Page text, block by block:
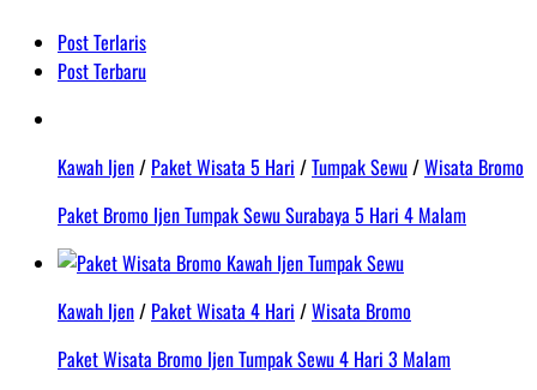
Post Terlaris
Post Terbaru
Kawah Ijen/ Paket Wisata 5 Hari /Tumpak Sewu/Wisata Bromo
Paket Bromo Ijen Tumpak Sewu Surabaya 5 Hari 4 Malam
Kawah Ijen/ Paket Wisata 4 Hari /Wisata Bromo
Paket Wisata Bromo Ijen Tumpak Sewu 4 Hari 3 Malam